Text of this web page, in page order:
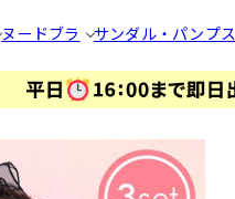
ヌードブラ サンダル・パンプス